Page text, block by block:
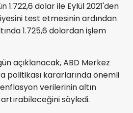
1.722,6 dolar ile Eylül 2021'den
test etmesinin ardından
1.725,6 dolardan işlem
açıklanacak, ABD Merkez
politikası kararlarında önemli
verilerinin altın
söyledi.